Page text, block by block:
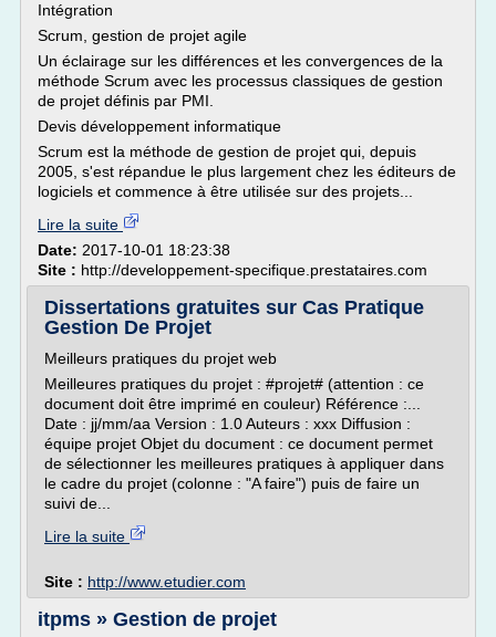
Intégration
Scrum, gestion de projet agile
Un éclairage sur les différences et les convergences de la
méthode Scrum avec les processus classiques de gestion
de projet définis par PMI.
Devis développement informatique
Scrum est la méthode de gestion de projet qui, depuis
2005, s'est répandue le plus largement chez les éditeurs de
logiciels et commence à être utilisée sur des projets...
Lire la suite
Date: 2017-10-01 18:23:38
Site : http://developpement-specifique.prestataires.com
Dissertations gratuites sur Cas Pratique
Gestion De Projet
Meilleurs pratiques du projet web
Meilleures pratiques du projet : #projet# (attention : ce
document doit être imprimé en couleur) Référence :...
Date : jj/mm/aa Version : 1.0 Auteurs : xxx Diffusion :
équipe projet Objet du document : ce document permet
de sélectionner les meilleures pratiques à appliquer dans
le cadre du projet (colonne : "A faire") puis de faire un
suivi de...
Lire la suite
Site : http://www.etudier.com
itpms » Gestion de projet